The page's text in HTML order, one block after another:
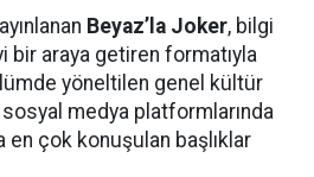
Beyaz’la Joker, bilgi
bir araya getiren formatıyla
yöneltilen genel kültür
sosyal medya platformlarında
en çok konuşulan başlıklar